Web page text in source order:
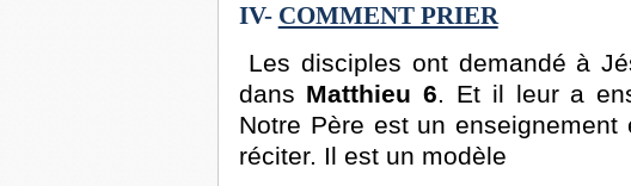
IV- COMMENT PRIER
Les disciples ont demandé à
dans Matthieu 6. Et il leur a
Notre Père est un
réciter. Il est un modèle